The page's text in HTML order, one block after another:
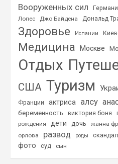
Вооруженных сил
Лопес
Джо Байдена Дональд
Здоровье Испании
Медицина Москве
Отдых
США Туризм
Франции актриса алсу
беременность виктория боня
рождения
дети дочь жанна
орлова
развод роды скандал
фото
суд сын